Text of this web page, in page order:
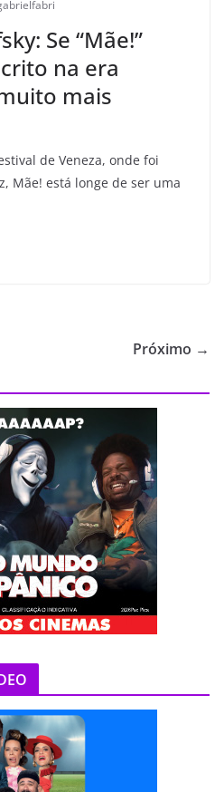
Se “Mãe!”
na era
mais
de Veneza, onde foi
Mãe! está longe de ser uma
Próximo →